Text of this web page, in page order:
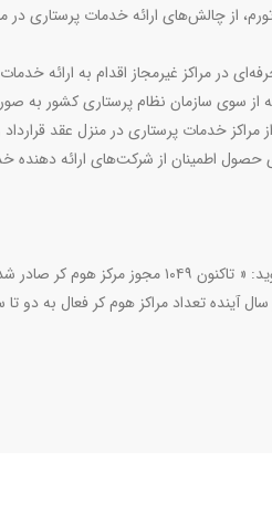
از چالش‌های ارائه خدمات پرستاری در
در مراکز غیرمجاز اقدام به ارائه
از سوی سازمان نظام پرستاری کشور به
مراکز خدمات پرستاری در منزل عقد
حصول اطمینان از شرکت‌های ارائه دهنده
تا چهار سال آینده تعداد مراکز هوم کر فعال به